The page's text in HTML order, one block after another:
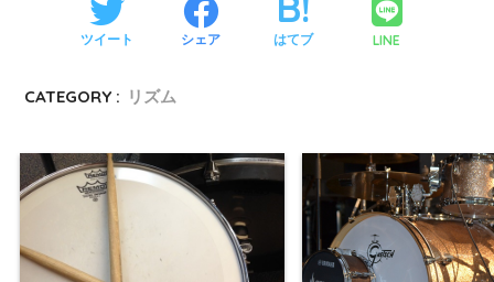
ツイート シェア はてブ LINE
CATEGORY : リズム